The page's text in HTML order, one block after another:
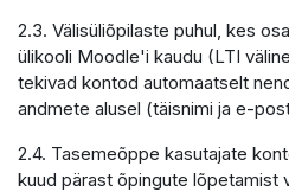
2.3. Välisüliõpilaste puhul, kes
ülikooli Moodle'i kaudu (LTI
tekivad kontod automaatselt
andmete alusel (täisnimi ja e-
2.4. Tasemeõppe kasutajate
kuud pärast õpingute lõpetamist